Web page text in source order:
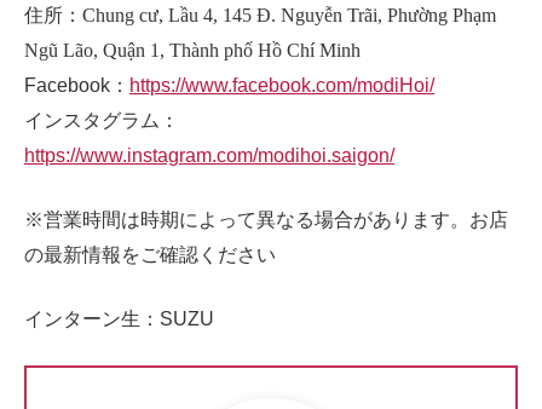
住所： Chung cư, Lầu 4, 145 Đ. Nguyễn Trãi, Phường Phạm
Ngũ Lão, Quận 1, Thành phố Hồ Chí Minh
Facebook： https://www.facebook.com/modiHoi/
インスタグラム：
https://www.instagram.com/modihoi.saigon/
※営業時間は時期によって異なる場合があります。お店
の最新情報をご確認ください
インターン生：SUZU